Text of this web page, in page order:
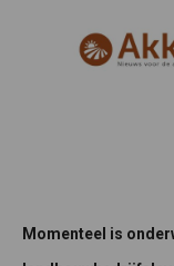
Momenteel is